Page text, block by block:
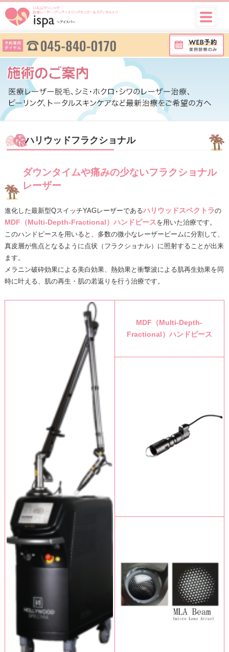
ハリウッドフラクショナル
ダウンタイムや痛みの少ないフラクショナル
レーザー
進化した最新型QスイッチYAGレーザーであるハリウッドスペクトラの
MDF（Multi-Depth-Fractional）ハンドピースを用いた治療です。
このハンドピースを用いると、多数の微小なレーザービームに分割して、
真皮層が焦点となるように点状（フラクショナル）に照射することが出来
ます。
メラニン破砕効果による美白効果、熱効果と衝撃波による肌再生効果を同
時に叶える、肌の再生・肌の若返りを行う治療です。
MDF （Multi-Depth-
Fractional）ハンドピース